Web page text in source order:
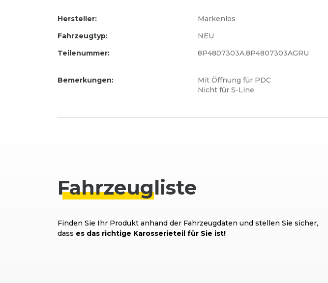
Hersteller: Markenlos
Fahrzeugtyp:
NEU
Teilenummer:
8P4807303A,8P4807303AGRU
Bemerkungen:
Mit Öffnung für PDC
Nicht für S-Line
Fahrzeugliste
Finden Sie Ihr Produkt anhand der Fahrzeugdaten und stellen Sie sicher,
dass es das richtige Karosserieteil für Sie ist!